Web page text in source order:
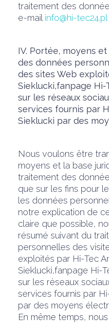
traitement des
e-mail info@hi-tec24.pl
IV. Portée, moyens
des données
des sites Web
Sieklucki,fanpage Hi-
sur les réseaux
services fournis par
Sieklucki par des
Nous voulons être
moyens et la base
traitement des
que sur les fins pour
les données
notre explication de
claire que possible,
résumé suivant du
personnelles des
exploités par Hi-Tec
Sieklucki,fanpage Hi-
sur les réseaux
services fournis par
par des moyens
En même temps,